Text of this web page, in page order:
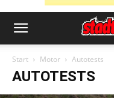
Start Motor Autotests
AUTOTESTS